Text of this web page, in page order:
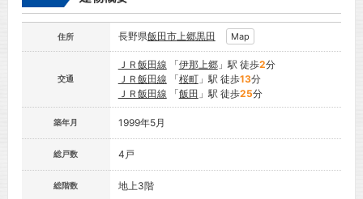
住所 長野県飯田市上郷黒田 Map
交通
ＪＲ飯田線 「伊那上郷」駅 徒歩2分
ＪＲ飯田線 「桜町」駅 徒歩13分
ＪＲ飯田線 「飯田 」駅 徒歩25分
築年月 1999年5月
総戸数 4戸
総階数 地上3階